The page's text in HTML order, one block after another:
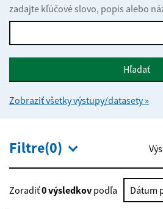
zadajte kľúčové slovo, popis alebo
Hľadať
Zobraziť všetky výstupy/datasety »
Filtre(0)
Zoradiť0 výsledkov podľa